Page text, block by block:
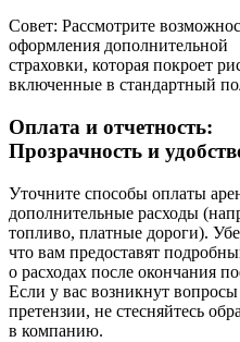
Совет: Рассмотрите
оформления дополнительной
страховки, которая покроет
включенные в стандартный
Оплата и отчетность:
Прозрачность и
Уточните способы оплаты
дополнительные расходы
топливо, платные дороги).
что вам предоставят
о расходах после окончания
Если у вас возникнут
претензии, не стесняйтесь
в компанию.